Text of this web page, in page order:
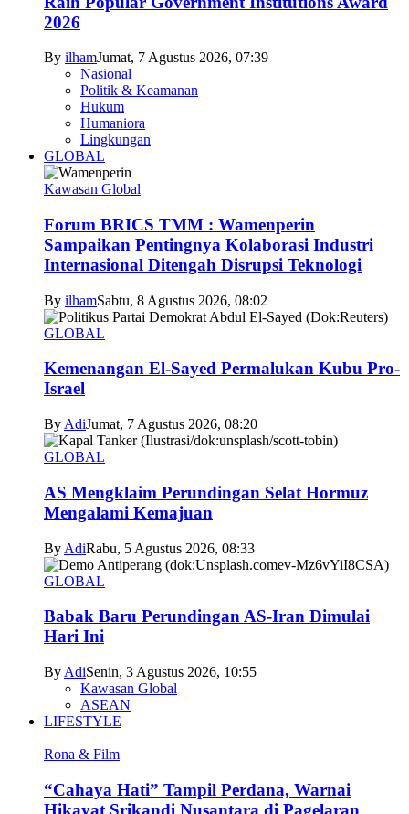
2026
By ilhamJumat, 7 Agustus 2026, 07:39
Nasional
Politik & Keamanan
Hukum
Humaniora
Lingkungan
GLOBAL
Kawasan Global
Forum BRICS TMM : Wamenperin
Sampaikan Pentingnya Kolaborasi Industri
Internasional Ditengah Disrupsi Teknologi
By ilhamSabtu, 8 Agustus 2026, 08:02
GLOBAL
Kemenangan El-Sayed Permalukan Kubu Pro-
Israel
By AdiJumat, 7 Agustus 2026, 08:20
GLOBAL
AS Mengklaim Perundingan Selat Hormuz
Mengalami Kemajuan
By AdiRabu, 5 Agustus 2026, 08:33
GLOBAL
Babak Baru Perundingan AS-Iran Dimulai
Hari Ini
By AdiSenin, 3 Agustus 2026, 10:55
Kawasan Global
ASEAN
LIFESTYLE
Rona & Film
“Cahaya Hati” Tampil Perdana, Warnai
Hikayat Srikandi Nusantara di Pagelaran